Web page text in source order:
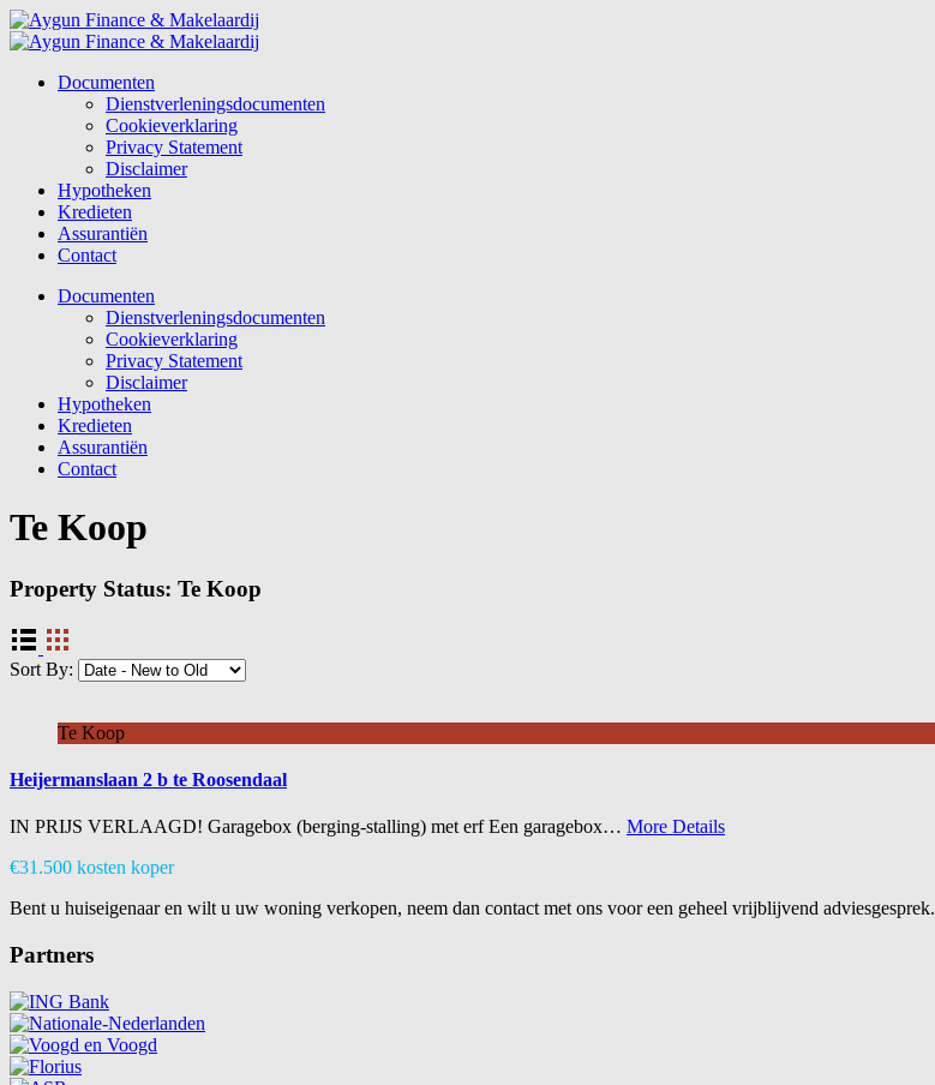
Documenten
Dienstverleningsdocumenten
Cookieverklaring
Privacy Statement
Disclaimer
Hypotheken
Kredieten
Assurantiën
Contact
Documenten
Dienstverleningsdocumenten
Cookieverklaring
Privacy Statement
Disclaimer
Hypotheken
Kredieten
Assurantiën
Contact
Te Koop
Property Status: Te Koop
Sort By:
Te Koop
Heijermanslaan 2 b te Roosendaal
IN PRIJS VERLAAGD! Garagebox (berging-stalling) met erf Een garagebox… More Details
€31.500 kosten koper
Bent u huiseigenaar en wilt u uw woning verkopen, neem dan contact met ons voor een geheel vrijblijvend adviesgesprek.
Partners